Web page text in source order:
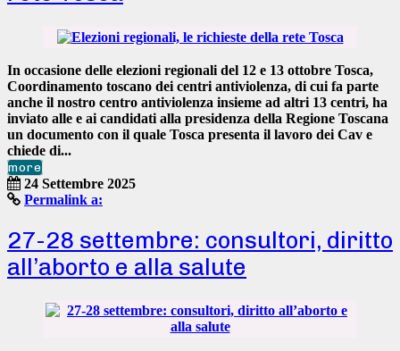
In occasione delle elezioni regionali del 12 e 13 ottobre Tosca,
Coordinamento toscano dei centri antiviolenza, di cui fa parte
anche il nostro centro antiviolenza insieme ad altri 13 centri, ha
inviato alle e ai candidati alla presidenza della Regione Toscana
un documento con il quale Tosca presenta il lavoro dei Cav e
chiede di...
more
24 Settembre 2025
Permalink a:
27-28 settembre: consultori, diritto
all’aborto e alla salute